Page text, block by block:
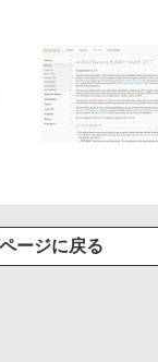
ージに戻る